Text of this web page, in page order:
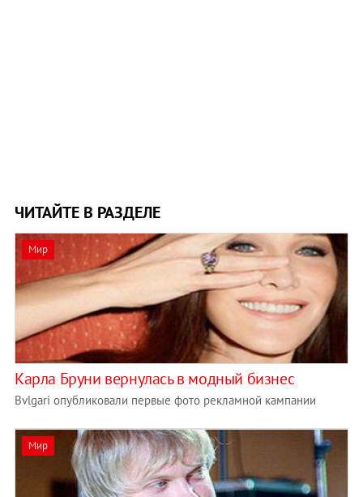
ЧИТАЙТЕ В РАЗДЕЛЕ
Мир
Карла Бруни вернулась в модный бизнес
Bvlgari опубликовали первые фото рекламной кампании
Мир